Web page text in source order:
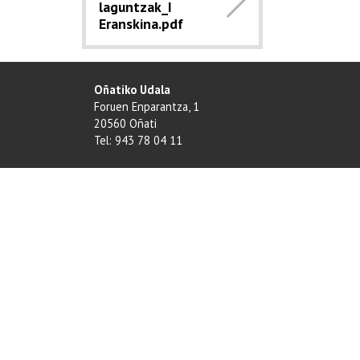
laguntzak_I
Eranskina.pdf
Oñatiko Udala
Foruen Enparantza, 1
20560 Oñati
Tel: 943 78 04 11